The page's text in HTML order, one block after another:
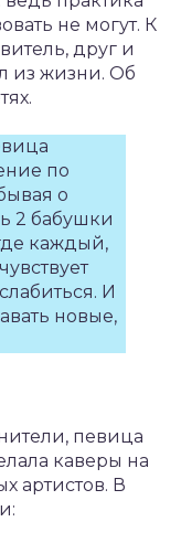
не могут. К
друг и
из жизни. Об
по
о
2 бабушки
каждый,
И
новые,
певица
каверы на
артистов. В